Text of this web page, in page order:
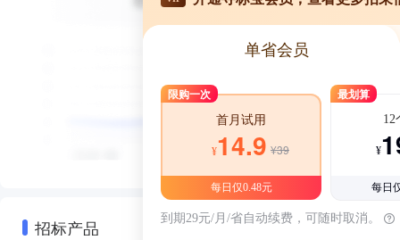
招标产品
单省会员
限购一次
首月试用
¥14.9 ¥39
每日仅0.48元
最划算
12
¥
每日
到期29元/月/省自动续费，可随时取消。